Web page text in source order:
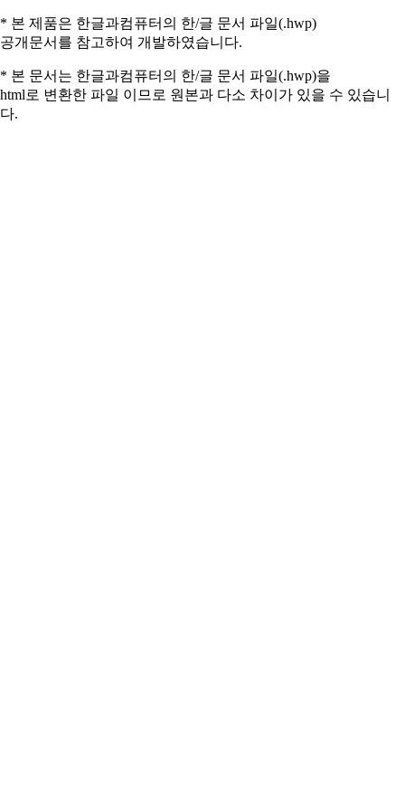
* 본 제품은 한글과컴퓨터의 한/글 문서 파일(.hwp)
공개문서를 참고하여 개발하였습니다.
* 본 문서는 한글과컴퓨터의 한/글 문서 파일(.hwp)을
html로 변환한 파일 이므로 원본과 다소 차이가 있을 수 있습니
다.